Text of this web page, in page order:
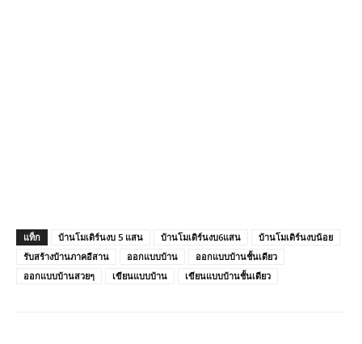
แท็ก บ้านโมเดิร์นงบ 5 แสน บ้านโมเดิร์นงบ6แสน
บ้านโมเดิร์นงบน้อย
รับสร้างบ้านภาคอีสาน
ออกแบบบ้าน
ออกแบบบ้านชั้นเดียว
ออกแบบบ้านสวยๆ
เขียนแบบบ้าน เขียนแบบบ้านชั้นเดียว